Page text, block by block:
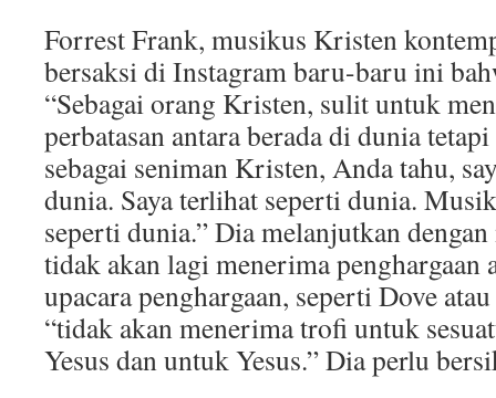
Forrest Frank, musikus Kristen
bersaksi di Instagram baru-baru ini
“Sebagai orang Kristen, sulit untuk
perbatasan antara berada di dunia
sebagai seniman Kristen, Anda tahu,
dunia. Saya terlihat seperti dunia.
seperti dunia.” Dia melanjutkan
tidak akan lagi menerima penghargaan
upacara penghargaan, seperti Dove
“tidak akan menerima trofi untuk
Yesus dan untuk Yesus.” Dia perlu